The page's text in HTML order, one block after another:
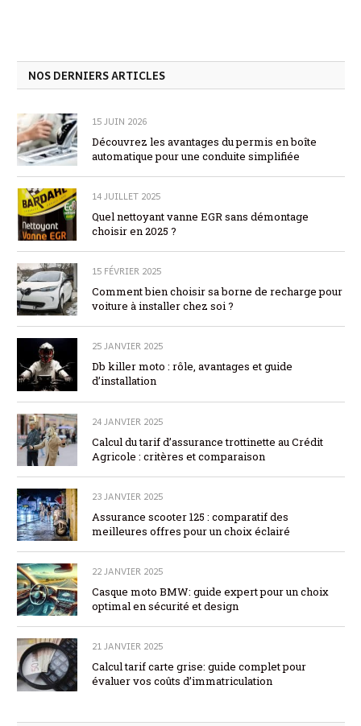
NOS DERNIERS ARTICLES
15 JUIN 2026
Découvrez les avantages du permis en boîte
automatique pour une conduite simplifiée
14 JUILLET 2025
Quel nettoyant vanne EGR sans démontage
choisir en 2025 ?
15 FÉVRIER 2025
Comment bien choisir sa borne de recharge pour
voiture à installer chez soi ?
25 JANVIER 2025
Db killer moto : rôle, avantages et guide
d’installation
24 JANVIER 2025
Calcul du tarif d’assurance trottinette au Crédit
Agricole : critères et comparaison
23 JANVIER 2025
Assurance scooter 125 : comparatif des
meilleures offres pour un choix éclairé
22 JANVIER 2025
Casque moto BMW: guide expert pour un choix
optimal en sécurité et design
21 JANVIER 2025
Calcul tarif carte grise: guide complet pour
évaluer vos coûts d’immatriculation